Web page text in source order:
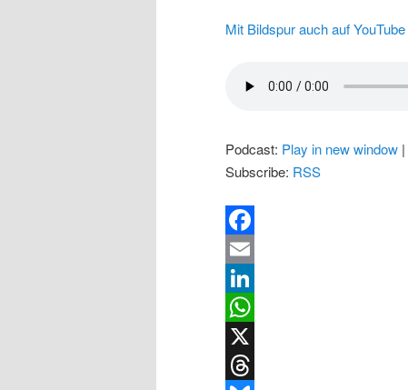
Mit Bildspur auch auf
Podcast: Play in new window |
Subscribe: RSS
Facebook
Email
LinkedIn
WhatsApp
X